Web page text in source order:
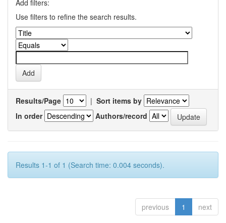
Add filters:
Use filters to refine the search results.
Results/Page | Sort items by
In order
Authors/record
Results 1-1 of 1 (Search time: 0.004 seconds).
previous 1 next